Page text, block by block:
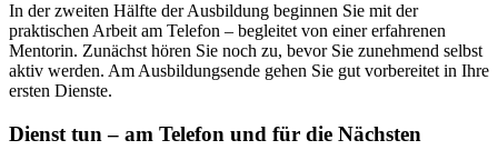
In der zweiten Hälfte der Ausbildung beginnen Sie mit der
praktischen Arbeit am Telefon – begleitet von einer erfahrenen
Mentorin. Zunächst hören Sie noch zu, bevor Sie zunehmend selbst
aktiv werden. Am Ausbildungsende gehen Sie gut vorbereitet in Ihre
ersten Dienste.
Dienst tun – am Telefon und für die Nächsten